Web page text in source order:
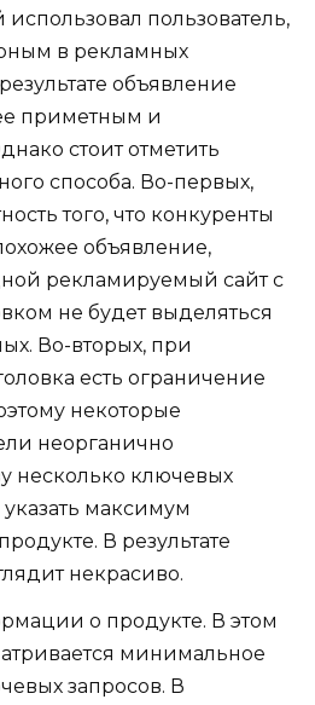
пользователь,
в рекламных
объявление
приметным и
стоит отметить
способа. Во-первых,
того, что конкуренты
объявление,
рекламируемый сайт с
не будет выделяться
Во-вторых, при
есть ограничение
некоторые
неорганично
несколько ключевых
максимум
В результате
некрасиво.
о продукте. В этом
минимальное
запросов. В